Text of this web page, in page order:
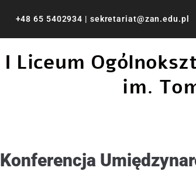
+48 65 5402934 | sekretariat@zan.edu.pl
I Liceum
im.
Konferencja